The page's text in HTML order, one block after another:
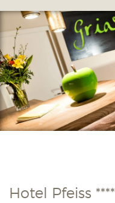
Hotel Pfeiss ****